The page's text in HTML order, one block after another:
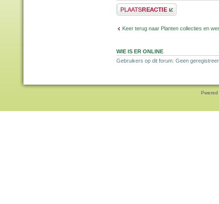
Plaats een reactie
Keer terug naar Planten collecties en
WIE IS ER ONLINE
Gebruikers op dit forum: Geen